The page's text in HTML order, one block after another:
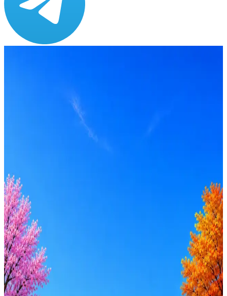
Оффер быстрее с Эйч
Будьте осторожны: если работодатель просит войти через
Google, iCloud или Госуслуги, прислать код или пароль,
запустить ПО или перевести деньги — это мошенники.